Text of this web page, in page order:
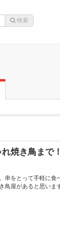
焼き鳥まで
串をとって手軽に
鳥屋があると思い